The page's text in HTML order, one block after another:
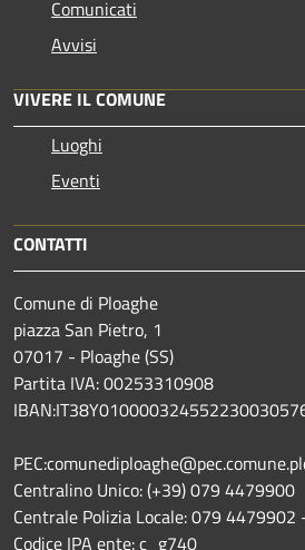
Comunicati
Avvisi
VIVERE IL COMUNE
Luoghi
Eventi
CONTATTI
Comune di Ploaghe
piazza San Pietro, 1
07017 - Ploaghe (SS)
Partita IVA: 00253310908
Centralino Unico: (+39) 079 4479900
Centrale Polizia Locale: 079
Codice IPA ente: c_g740